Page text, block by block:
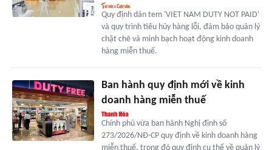
Quy định dán tem 'VIET NAM DUTY NOT PAID'
và quy trình tiêu hủy hàng lỗi, đảm bảo quản lý
chặt chẽ và minh bạch hoạt động kinh doanh
hàng miễn thuế.
Ban hành quy định mới về kinh
doanh hàng miễn thuế
Chính phủ vừa ban hành Nghị định số
273/2026/NĐ-CP quy định về kinh doanh hàng
miễn thuế, trong đó quy định cụ thể về quản lý